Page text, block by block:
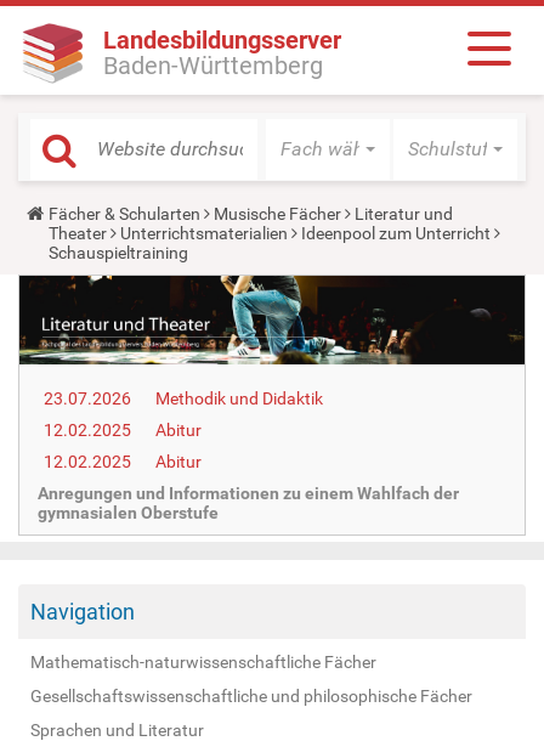
Landesbildungsserver
Baden-Württemberg
Fach wählen Schulstufe
Y
o
u
a
h
e
r
:
Fächer & Schularten Musische Fächer
Literatur und
Theater
Unterrichtsmaterialien
Ideenpool zum Unterricht
Schauspieltraining
23.07.2026
Methodik und Didaktik
12.02.2025
Abitur
12.02.2025
Abitur
Anregungen und Informationen zu einem Wahlfach der
gymnasialen Oberstufe
Navigation
Mathematisch-naturwissenschaftliche Fächer
Gesellschaftswissenschaftliche und philosophische Fächer
Sprachen und Literatur